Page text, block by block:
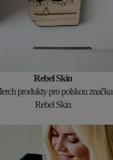
Rebel Skin
produkty pro polskou značku
Rebel Skin